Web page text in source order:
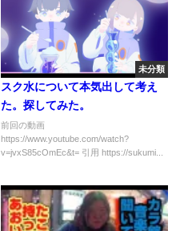
未分類
スク水について本気出して考え
た。探してみた。
前回の動画
https://www.youtube.com/watch?
v=jvxS85cOmEc&t= 引用 https://sukumi...